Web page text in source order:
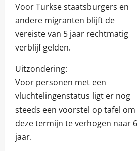
Voor Turkse staatsburgers en
andere migranten blijft de
vereiste van 5 jaar rechtmatig
verblijf gelden.
Uitzondering:
Voor personen met een
vluchtelingenstatus ligt er nog
steeds een voorstel op tafel om
deze termijn te verhogen naar 6
jaar.